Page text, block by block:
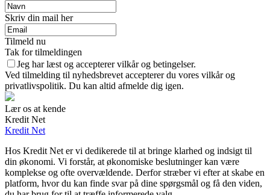
Skriv din mail her
Tilmeld nu
Tak for tilmeldingen
Jeg har læst og accepterer vilkår og betingelser.
Ved tilmelding til nyhedsbrevet accepterer du vores vilkår og
privatlivspolitik. Du kan altid afmelde dig igen.
Lær os at kende
Kredit Net
Kredit Net
Hos Kredit Net er vi dedikerede til at bringe klarhed og indsigt til
din økonomi. Vi forstår, at økonomiske beslutninger kan være
komplekse og ofte overvældende. Derfor stræber vi efter at skabe en
platform, hvor du kan finde svar på dine spørgsmål og få den viden,